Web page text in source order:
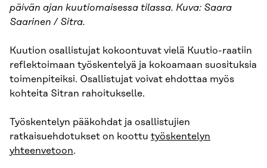
päivän ajan kuutiomaisessa tilassa. Kuva: Saara
Saarinen / Sitra.
Kuution osallistujat kokoontuvat vielä Kuutio-raatiin
reflektoimaan työskentelyä ja kokoamaan suosituksia
toimenpiteiksi. Osallistujat voivat ehdottaa myös
kohteita Sitran rahoitukselle.
Työskentelyn pääkohdat ja osallistujien
ratkaisuehdotukset on koottu työskentelyn
yhteenvetoon.